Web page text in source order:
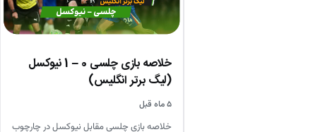
خلاصه بازی چلسی 0 – 1 نیوکسل
(لیگ برتر انگلیس)
۵ ماه قبل
خلاصه بازی چلسی مقابل نیوکسل در چارچوب